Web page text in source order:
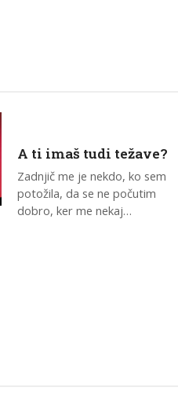
A ti imaš tudi težave?
Zadnjič me je nekdo, ko sem
potožila, da se ne počutim
dobro, ker me nekaj…